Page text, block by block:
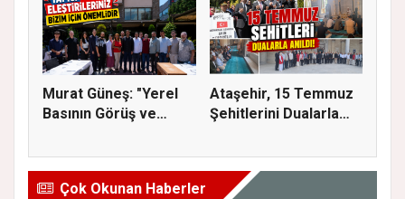
Murat Güneş: "Yerel
Basının Görüş ve
Ataşehir, 15 Temmuz
Şehitlerini Dualarla
Çok Okunan Haberler